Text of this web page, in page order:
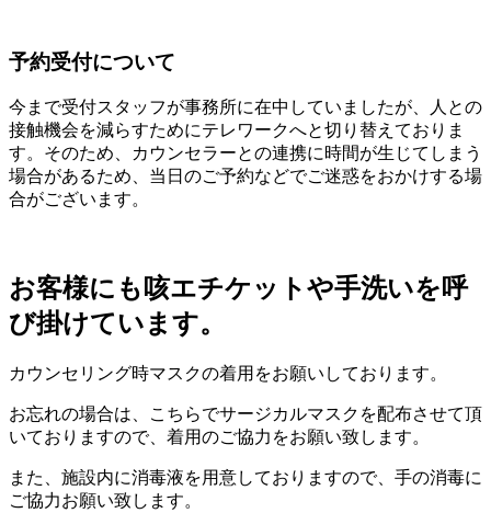
予約受付について
今まで受付スタッフが事務所に在中していましたが、人との
接触機会を減らすためにテレワークへと切り替えておりま
す。そのため、カウンセラーとの連携に時間が生じてしまう
場合があるため、当日のご予約などでご迷惑をおかけする場
合がございます。
お客様にも咳エチケットや手洗いを呼
び掛けています。
カウンセリング時マスクの着用をお願いしております。
お忘れの場合は、こちらでサージカルマスクを配布させて頂
いておりますので、着用のご協力をお願い致します。
また、施設内に消毒液を用意しておりますので、手の消毒に
ご協力お願い致します。